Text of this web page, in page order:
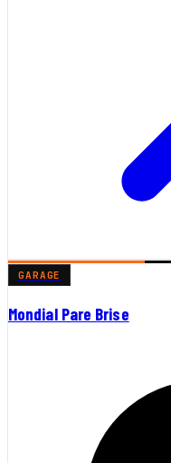
GARAGE
Mondial Pare Brise